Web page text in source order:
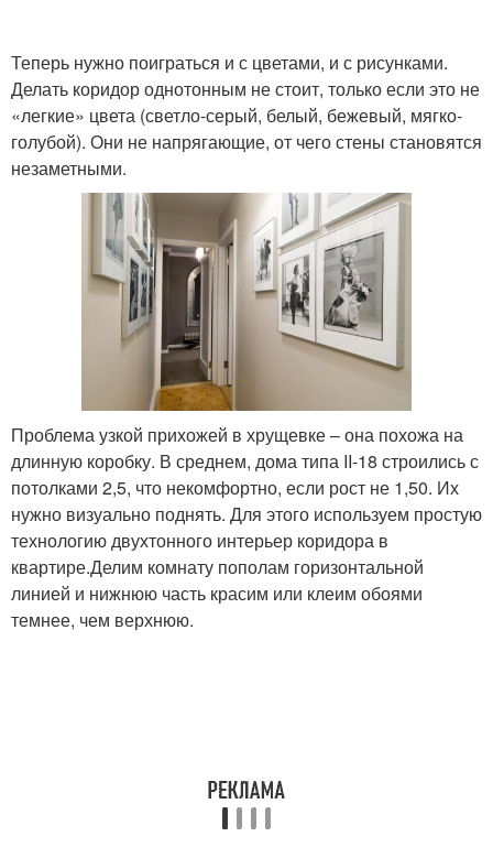
Теперь нужно поиграться и с цветами, и с рисунками.
Делать коридор однотонным не стоит, только если это не
«легкие» цвета (светло-серый, белый, бежевый, мягко-
голубой). Они не напрягающие, от чего стены становятся
незаметными.
Проблема узкой прихожей в хрущевке – она похожа на
длинную коробку. В среднем, дома типа II-18 строились с
потолками 2,5, что некомфортно, если рост не 1,50. Их
нужно визуально поднять. Для этого используем простую
технологию двухтонного интерьер коридора в
квартире.Делим комнату пополам горизонтальной
линией и нижнюю часть красим или клеим обоями
темнее, чем верхнюю.